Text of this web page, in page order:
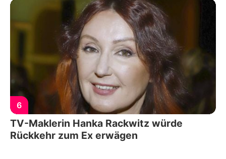
6
TV-Maklerin Hanka Rackwitz würde
Rückkehr zum Ex erwägen